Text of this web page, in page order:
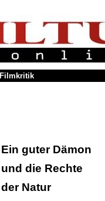
Filmkritik
Ein guter Dämon
und die Rechte
der Natur